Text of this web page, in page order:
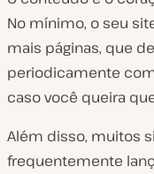
No mínimo, o seu
mais páginas, que
periodicamente
caso você queira
Além disso, muitos
frequentemente